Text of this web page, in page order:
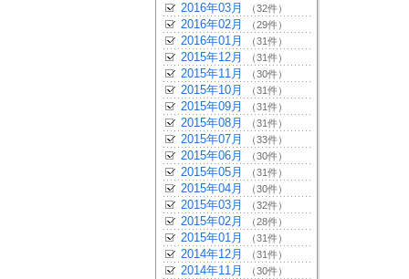
2016年03月 （32件）
2016年02月 （29件）
2016年01月 （31件）
2015年12月 （31件）
2015年11月 （30件）
2015年10月 （31件）
2015年09月 （31件）
2015年08月 （31件）
2015年07月 （33件）
2015年06月 （30件）
2015年05月 （31件）
2015年04月 （30件）
2015年03月 （32件）
2015年02月 （28件）
2015年01月 （31件）
2014年12月 （31件）
2014年11月 （30件）